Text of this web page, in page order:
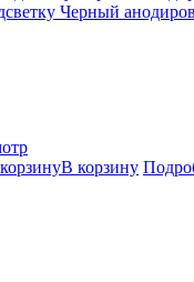
Черный
В корзину